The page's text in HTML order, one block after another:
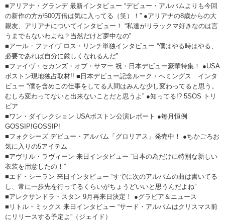
■アリアナ・グランデ 最新インタビュー “デビュー・アルバムよりも今回
の新作の方が500万倍は気に入ってる（笑）！” ●アリアナの8歳からの大
親友、アリアナについてインタビュー！ “私達がリラックマ好きなのは言
うまでもないわよね？当然だけど夢中なの”
■アール・ファイヴ ロス・リンチ単独インタビュー “僕はやる時はやる、
必要であれば自分に厳しくなれるんだ”
■ファイヴ・セカンズ・オブ・サマー 祝・日本デビュー豪華特集！ ●USA
ボストン現地独占取材!! ■日本デビュー記念ルーク・ヘミングス インタ
ビュー “僕を含めこの仕事をしてる人間はみんな少し変わってると思う。
むしろ変わってないと出来ないことだと思うよ” ●知ってる!? 5SOS トリ
ビア
■ワン・ダイレクション USAボストン公演レポート ●毎月恒例
GOSSIP!GOSSIP!
■フォクシーズ デビュー・アルバム「グロリアス」発売中！ ●ちかごろお
気に入りの5アイテム
■アヴリル・ラヴィーン 来日インタビュー “日本の為だけに特別な新しい
衣装を用意したの！”
■エド・シーラン 来日インタビュー “すでに次のアルバムの曲は書いてる
し、常に一歩先を行ってるくらいがちょうどいいと思うんだよね”
■アレクサンドラ・スタン 9月再来日決定！ ●グラビア＆ニュース
■リトル・ミックス 来日インタビュー “サード・アルバムはクリスマス前
にリリースする予定よ”（ジェイド）